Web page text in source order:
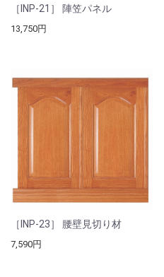
［INP-21］ 陣笠パネル
13,750円
［INP-23］ 腰壁見切り材
7,590円